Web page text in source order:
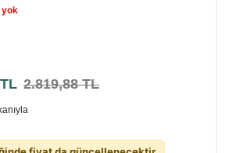
TL 2.819,88 TL